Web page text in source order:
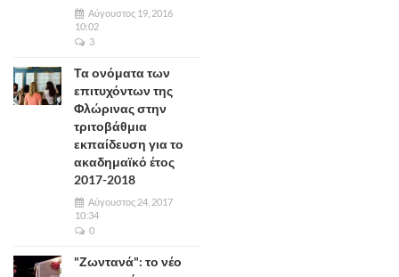
Αύγουστος 19, 2016
10:02
3
Τα ονόματα των
επιτυχόντων της
Φλώρινας στην
τριτοβάθμια
εκπαίδευση για το
ακαδημαϊκό έτος
2017-2018
Αύγουστος 24, 2017
10:34
0
"Ζωντανά": το νέο